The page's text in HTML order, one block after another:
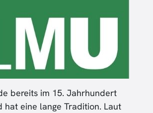
bereits im 15. Jahrhundert
hat eine lange Tradition. Laut